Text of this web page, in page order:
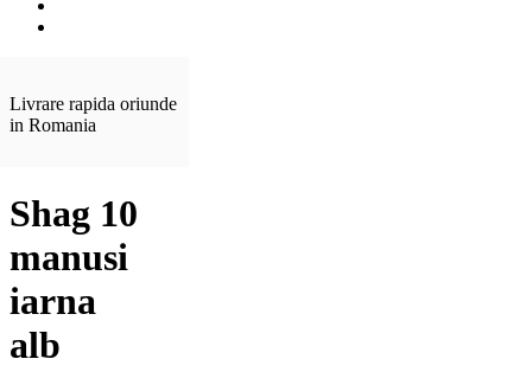
Livrare rapida oriunde
in Romania
Shag 10
manusi
iarna
alb